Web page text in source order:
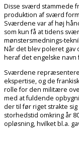
Disse sværd stammede
produktion af sværd
Sværdene var af høj
som kun få at tidens
mønstersmednings-
Når det blev poleret gav
heraf det engelske navn
Sværdene
ekspertise, og de
rolle for den militære
med at fuldende
der til før riget strakte
storhedstid omkring år
opløsning, hvilket bl.a.